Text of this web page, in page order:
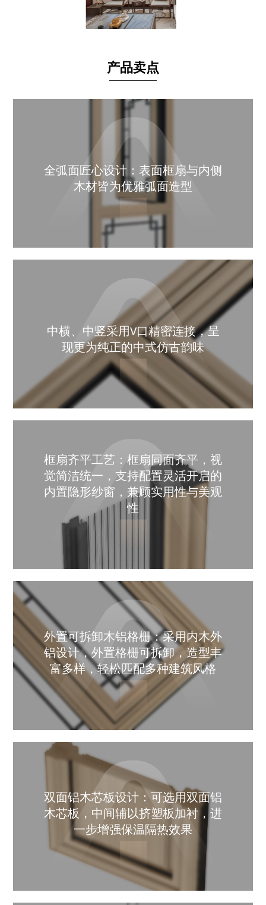
产品卖点
全弧面匠心设计：表面框扇与内侧
木材皆为优雅弧面造型
中横、中竖采用V口精密连接，呈
现更为纯正的中式仿古韵味
框扇齐平工艺：框扇同面齐平，视
觉简洁统一，支持配置灵活开启的
内置隐形纱窗，兼顾实用性与美观
性
外置可拆卸木铝格栅：采用内木外
铝设计，外置格栅可拆卸，造型丰
富多样，轻松匹配多种建筑风格
双面铝木芯板设计：可选用双面铝
木芯板，中间辅以挤塑板加衬，进
一步增强保温隔热效果